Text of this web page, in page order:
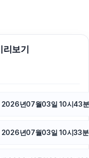
수원음주운전변호사
보기
2026년07월03일 10시43분
2026년07월03일 10시33분